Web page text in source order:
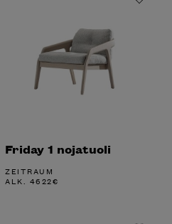
Friday 1 nojatuoli
ZEITRAUM
ALK. 4622€